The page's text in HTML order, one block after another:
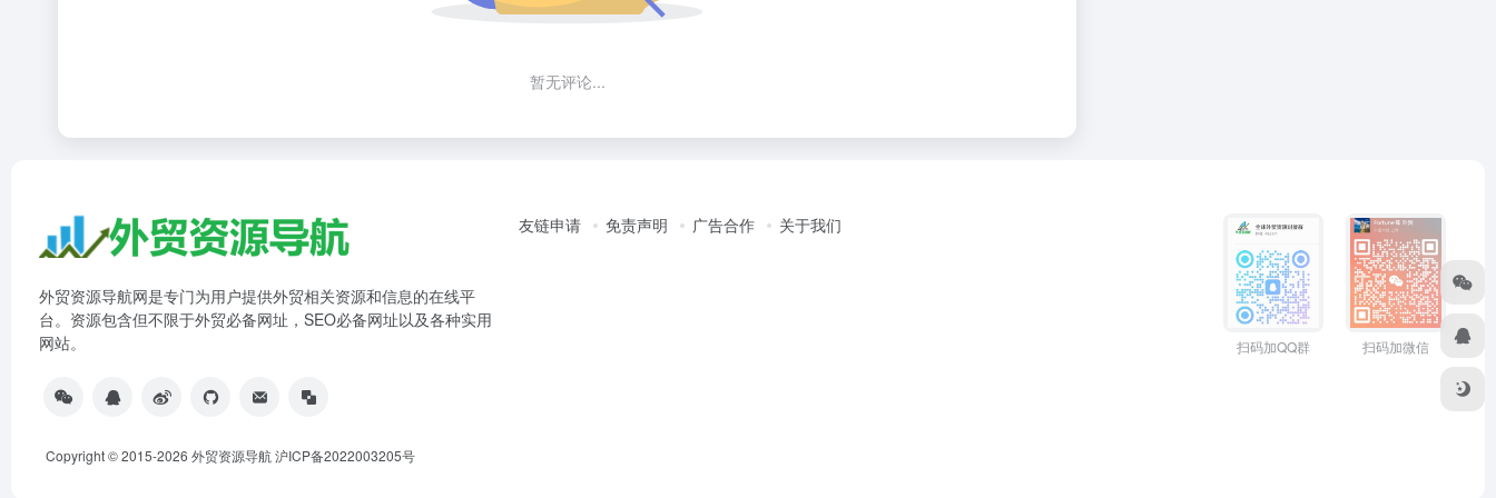
暂无评论...
外贸资源导航网是专门为用户提供外贸相关资源和信息的在线平
台。资源包含但不限于外贸必备网址，SEO必备网址以及各种实用
网站。
友链申请 免责声明 广告合作 关于我们
扫码加QQ群 扫码加微信
Copyright © 2015-2026 外贸资源导航沪ICP备2022003205号